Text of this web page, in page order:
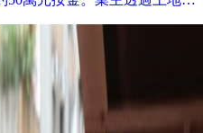
地產代理監管局稱曾收到相關